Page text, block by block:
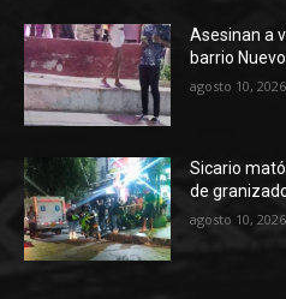
Asesinan a
barrio
agosto 10, 2026
Sicario
de
agosto 10, 2026